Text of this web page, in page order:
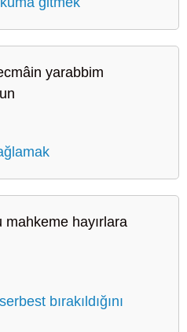
yarabbim
mahkeme hayırlara
bırakıldığını